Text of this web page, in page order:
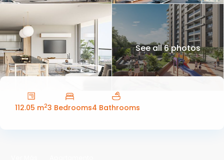
See all 6 photos
112.05 m23 Bedrooms4 Bathrooms